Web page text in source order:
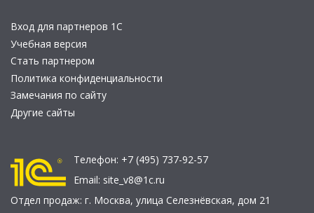
Вход для партнеров 1С
Учебная версия
Стать партнером
Политика конфиденциальности
Замечания по сайту
Другие сайты
Телефон: +7 (495) 737-92-57
Email: site_v8@1c.ru
Отдел продаж: г. Москва, улица Селезнёвская, дом 21